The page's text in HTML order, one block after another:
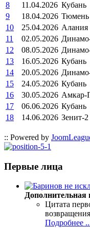
8
11.04.2026 Кубань
9
18.04.2026 Тюмень
10
25.04.2026 Алания
11
02.05.2026
12
08.05.2026
13
16.05.2026 Кубань
14
20.05.2026
15
24.05.2026 Кубань
16
30.05.2026 Амкар-
17
06.06.2026 Кубань
18
14.06.2026 Зенит-2
:: Powered by
Первые лица
Цитата
Подробнее